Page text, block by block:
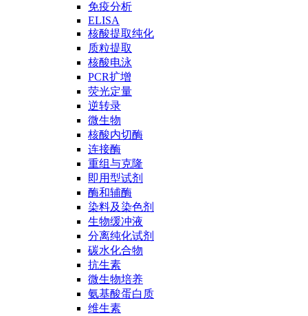
免疫分析
ELISA
核酸提取纯化
质粒提取
核酸电泳
PCR扩增
荧光定量
逆转录
微生物
核酸内切酶
连接酶
重组与克隆
即用型试剂
酶和辅酶
染料及染色剂
生物缓冲液
分离纯化试剂
碳水化合物
抗生素
微生物培养
氨基酸蛋白质
维生素